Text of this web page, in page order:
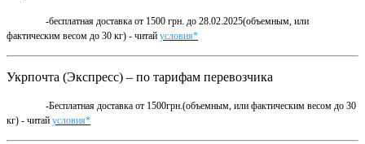
-бесплатная доставка от 1500 грн. до 28.02.2025(объемным, или
фактическим весом до 30 кг) - читай условия*
Укрпочта (Экспресс) – по тарифам перевозчика
-Бесплатная доставка от 1500грн.(объемным, или фактическим весом до 30
кг) - читай условия*